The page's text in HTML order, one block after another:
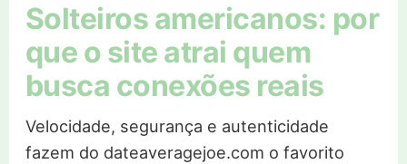
Solteiros americanos: por
que o site atrai quem
busca conexões reais
Velocidade, segurança e autenticidade
fazem do dateaveragejoe.com o favorito